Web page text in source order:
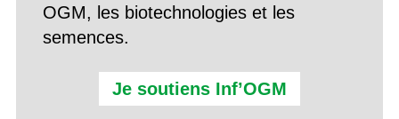
OGM, les biotechnologies et les
semences.
Je soutiens Inf’OGM